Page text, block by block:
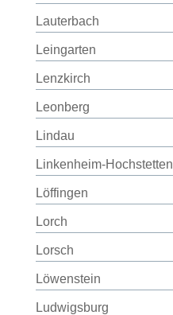
Lauterbach
Leingarten
Lenzkirch
Leonberg
Lindau
Linkenheim-Hochstetten
Löffingen
Lorch
Lorsch
Löwenstein
Ludwigsburg